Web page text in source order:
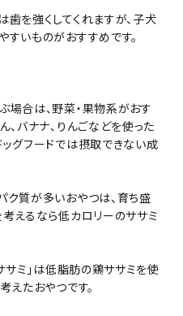
を強くしてくれますが、子犬
すいものがおすすめです。
場合は、野菜・果物系がおす
、バナナ、りんごなどを使った
ッグフードでは摂取できない成
ク質が多いおやつは、育ち盛
えるなら低カロリーのササミ
サミ」は低脂肪の鶏ササミを使
えたおやつです。